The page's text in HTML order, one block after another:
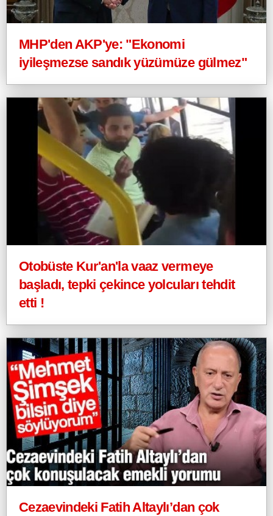
MHP'den AKP'ye: "Ekonomi
iyileşmezse sandık yüzümüze gülmez"
Otobüste Kur'an'la vaaz vermeye
başladı, tepki çekince yolcuları tehdit
etti !
Cezaevindeki Fatih Altaylı’dan çok